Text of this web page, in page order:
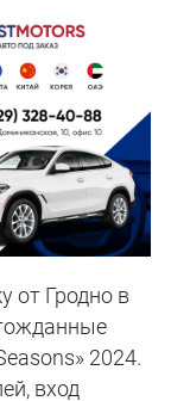
от Гродно в
2024.
вход